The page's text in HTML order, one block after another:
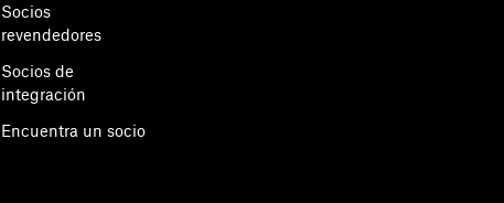
Socios
revendedores
Socios de
integración
Encuentra un socio